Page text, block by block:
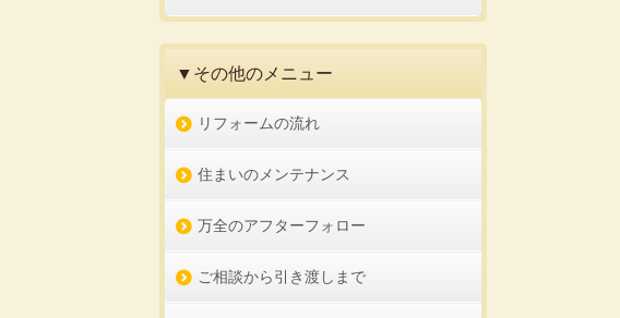
▼その他のメニュー
リフォームの流れ
住まいのメンテナンス
万全のアフターフォロー
ご相談から引き渡しまで